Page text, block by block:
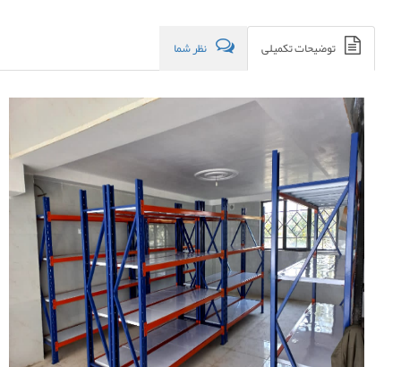
توضیحات تکمیلی نظر شما